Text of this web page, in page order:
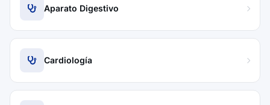
Aparato Digestivo
Cardiología